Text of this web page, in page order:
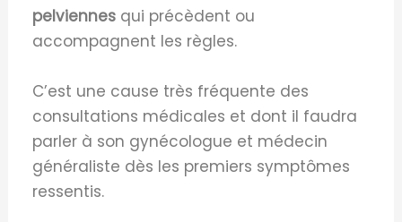
pelviennes qui précèdent ou
accompagnent les règles.
C’est une cause très fréquente des
consultations médicales et dont il faudra
parler à son gynécologue et médecin
généraliste dès les premiers symptômes
ressentis.